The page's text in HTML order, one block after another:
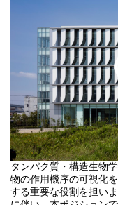
タンパク質・構造生物
物の作用機序の可視化
する重要な役割を担い
に伴い、本ポジション